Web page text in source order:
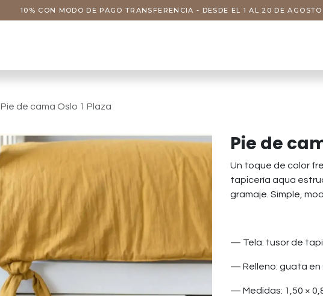
10% CON MODO DE PAGO TRANSFERENCIA - DESDE EL 1 AL 20 DE
Pie de cama Oslo 1 Plaza
Pie de
Un toque de color
tapicería aqua
gramaje. Simple,
— Tela: tusor de
— Relleno: guata en
— Medidas: 1,50 ×